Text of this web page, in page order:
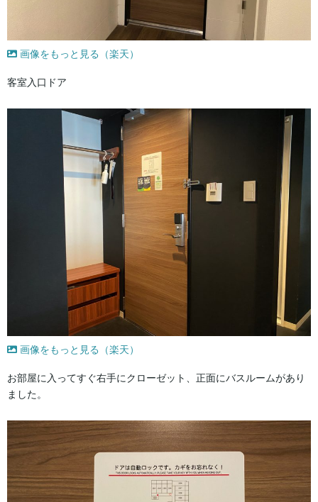
画像をもっと見る（楽天）
客室入口ドア
画像をもっと見る（楽天）
お部屋に入ってすぐ右手にクローゼット、正面にバスルームがあり
ました。